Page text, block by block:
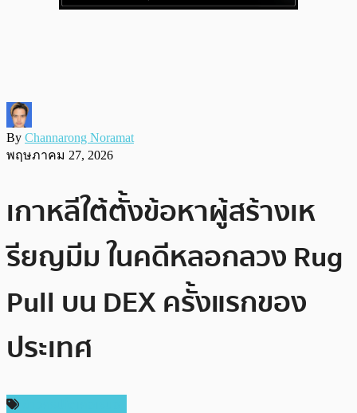
By Channarong Noramat
พฤษภาคม 27, 2026
เกาหลีใต้ตั้งข้อหาผู้สร้างเห
รียญมีม ในคดีหลอกลวง Rug
Pull บน DEX ครั้งแรกของ
ประเทศ